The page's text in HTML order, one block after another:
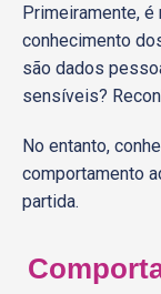
Primeiramente,
conhecimento
são dados
sensíveis?
No entanto,
comportamento
partida.